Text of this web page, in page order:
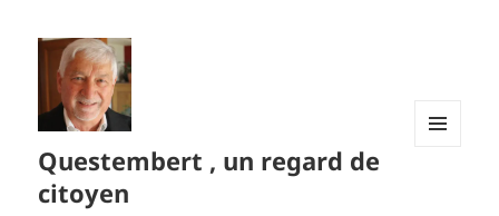
Questembert , un regard de
citoyen